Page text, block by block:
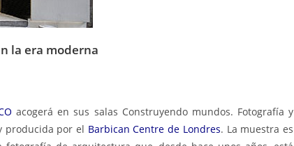
la era moderna
acogerá en sus salas Construyendo mundos. Fotografía y
producida por el Barbican Centre de Londres. La muestra es